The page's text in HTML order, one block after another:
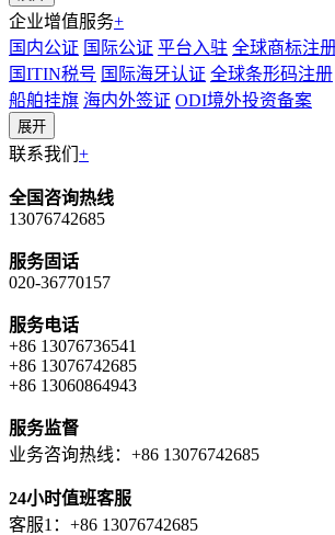
企业增值服务+
国内公证 国际公证 平台入驻 全球商标注
国ITIN税号 国际海牙认证 全球条形码注册
船舶挂旗 海内外签证 ODI境外投资备案
展开
联系我们 +
全国咨询热线
13076742685
服务固话
020-36770157
服务电话
+86 13076736541
+86 13076742685
+86 13060864943
服务监督
业务咨询热线：+86 13076742685
24小时值班客服
客服1：+86 13076742685